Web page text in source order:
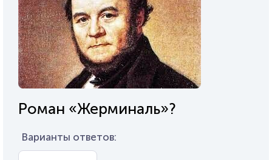
Роман «Жерминаль»?
Варианты ответов: